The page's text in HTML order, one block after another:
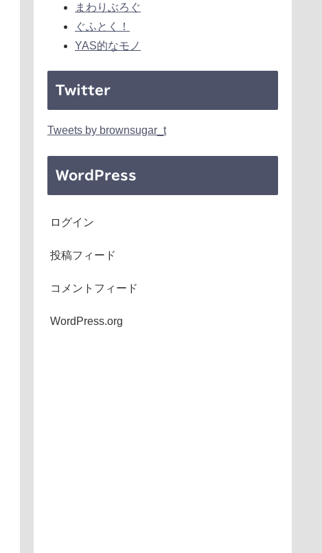
まわりぶろぐ
ぐふとく！
YAS的なモノ
Twitter
Tweets by brownsugar_t
WordPress
ログイン
投稿フィード
コメントフィード
WordPress.org